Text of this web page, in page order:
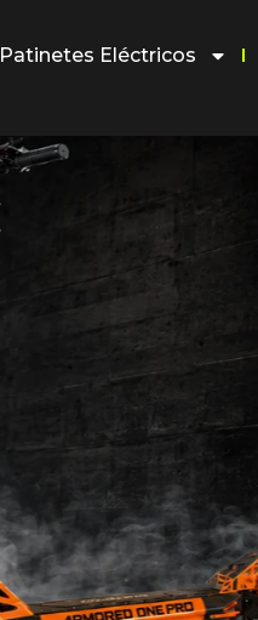
Patinetes Eléctricos